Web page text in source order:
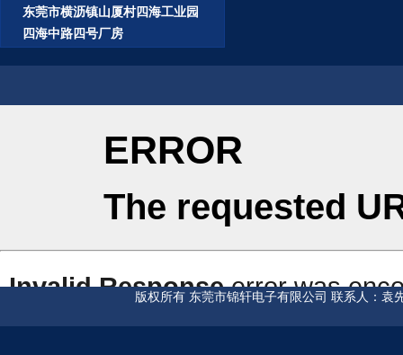
东莞市横沥镇山厦村四海工业园
四海中路四号厂房
版权所有 东莞市锦轩电子有限公司 联系人：